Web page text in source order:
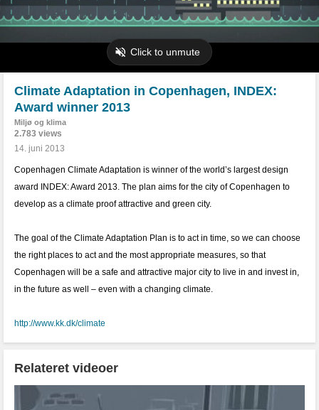
Climate Adaptation in Copenhagen, INDEX:
Award winner 2013
Miljø og klima
2.783 views
14. juni 2013
Copenhagen Climate Adaptation is winner of the world’s largest design
award INDEX: Award 2013. The plan aims for the city of Copenhagen to
develop as a climate proof attractive and green city.
The goal of the Climate Adaptation Plan is to act in time, so we can choose
the right places to act and the most appropriate measures, so that
Copenhagen will be a safe and attractive major city to live in and invest in,
in the future as well – even with a changing climate.
http://www.kk.dk/climate
Relateret videoer